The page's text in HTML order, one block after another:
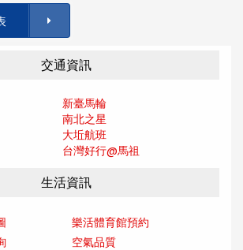
交通資訊
新臺馬輪
南北之星
大坵航班
台灣好行@馬祖
生活資訊
樂活體育館預約
空氣品質